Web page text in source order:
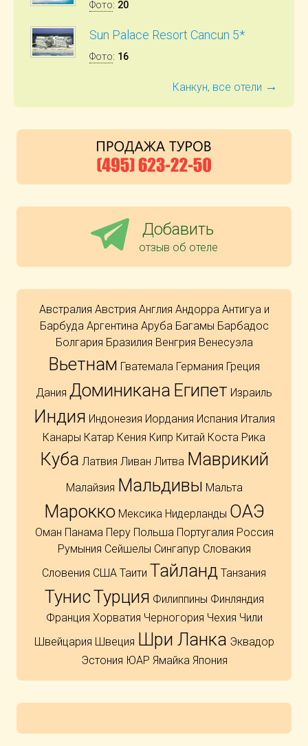
Фото: 20
Sun Palace Resort Cancun 5*
Фото: 16
Канкун, все отели →
Добавить
отзыв об отеле
Австралия Австрия Англия Андорра Антигуа и
Барбуда Аргентина Аруба Багамы Барбадос
Болгария Бразилия Венгрия Венесуэла
Вьетнам Гватемала Германия Греция
Дания Доминикана Египет Израиль
Индия Индонезия Иордания Испания Италия
Канары Катар Кения Кипр Китай Коста Рика
Куба Латвия Ливан Литва Маврикий
Малайзия Мальдивы Мальта
Марокко Мексика Нидерланды ОАЭ
Оман Панама Перу Польша Португалия Россия
Румыния Сейшелы Сингапур Словакия
Словения США Таити Тайланд Танзания
ТунисТурция Филиппины Финляндия
Франция Хорватия Черногория Чехия Чили
Швейцария Швеция Шри Ланка Эквадор
Эстония ЮАР Ямайка Япония